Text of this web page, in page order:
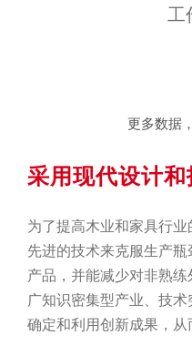
工
更多数据
采用现代设计
为了提高木业和家具行
先进的技术来克服生产
产品，并能减少对非熟
广知识密集型产业、技
确定和利用创新成果，从